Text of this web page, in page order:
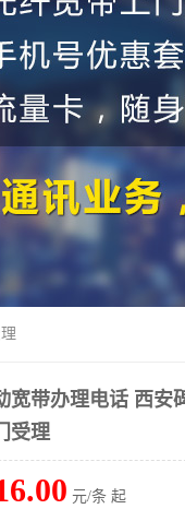
宽带办理电话 西安
受理
元/条 起